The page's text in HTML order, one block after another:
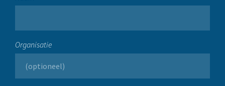
Organisatie